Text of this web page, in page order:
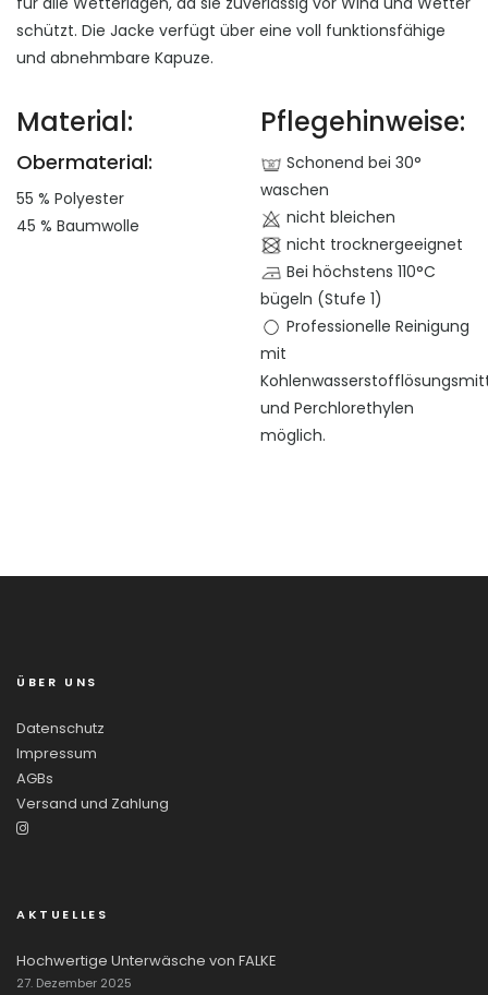
schützt. Die Jacke verfügt über eine voll funktionsfähige
und abnehmbare Kapuze.
Material:
Obermaterial:
55 % Polyester
45 % Baumwolle
Pflegehinweise:
Schonend bei 30°
waschen
nicht bleichen
nicht trocknergeeignet
Bei höchstens 110°C
bügeln (Stufe 1)
Professionelle Reinigung
mit
und Perchlorethylen
möglich.
ÜBER UNS
Datenschutz
Impressum
AGBs
Versand und Zahlung
AKTUELLES
Hochwertige Unterwäsche von FALKE
27. Dezember 2025